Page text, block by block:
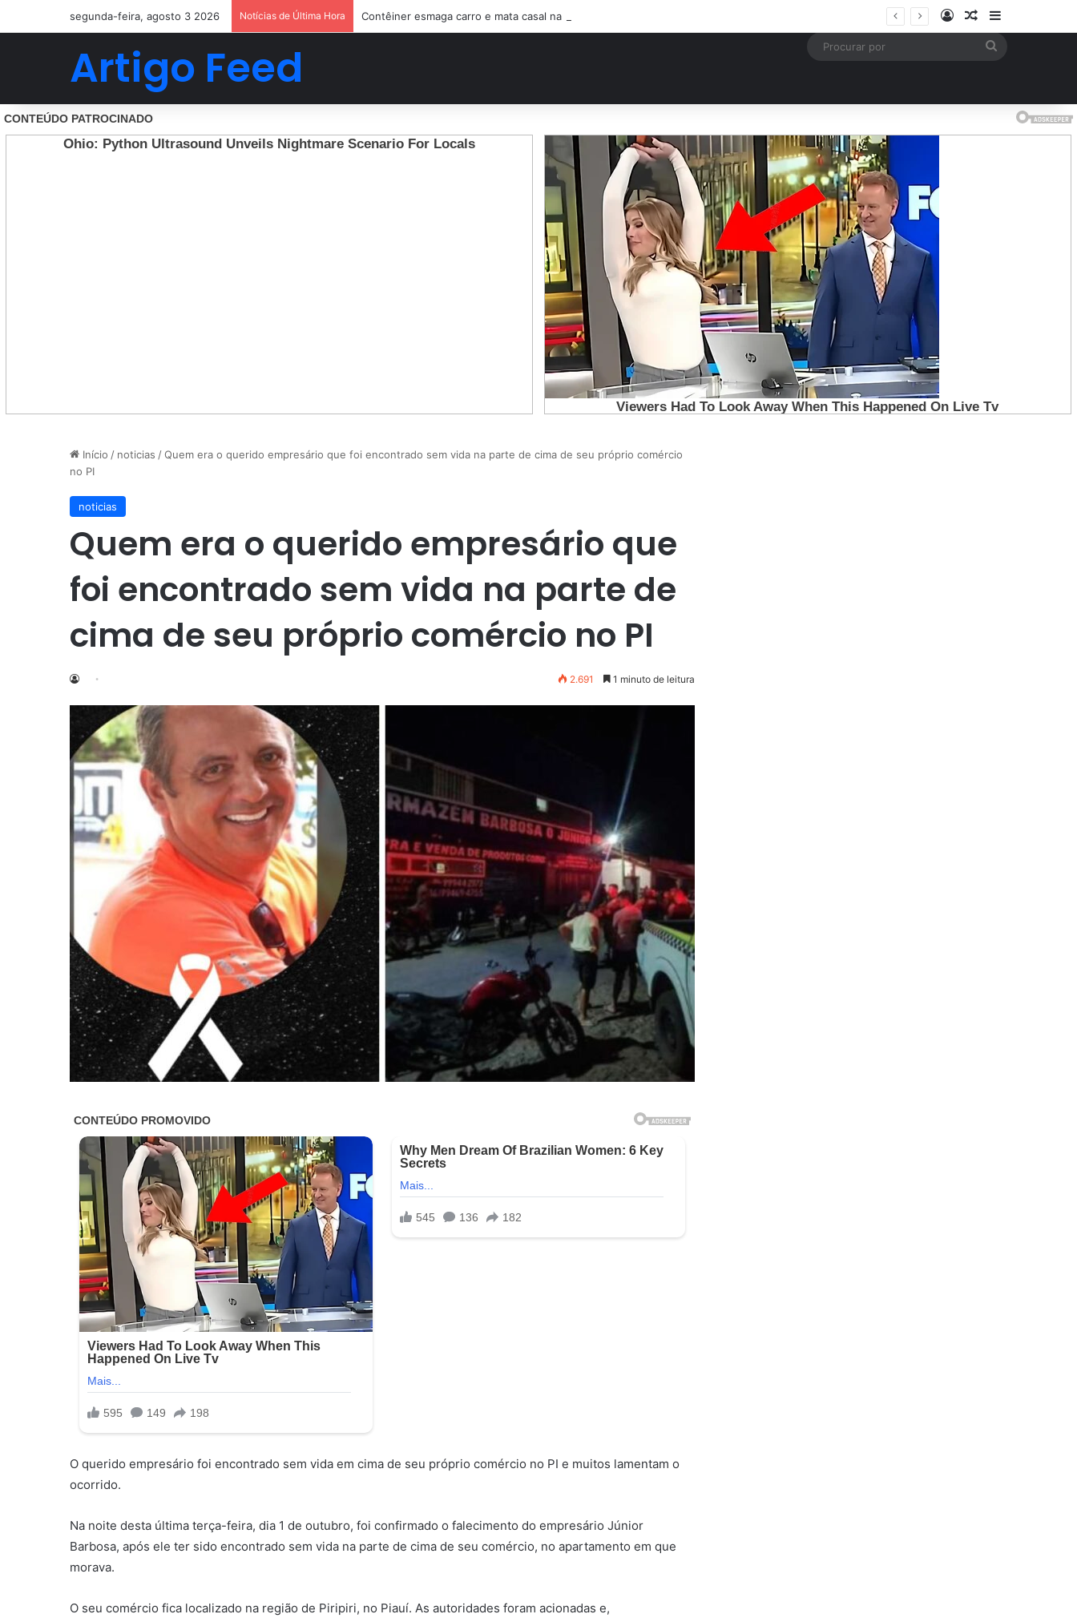
segunda-feira, agosto 3 2026 Notícias de Última Hora Contêiner esmaga carro e mata casal na BR-470; filho sobreviveu…Ver mais EntrarArtigo aleatório
Barra Lateral
Artigo Feed
Início / noticias /Quem era o querido empresário que foi encontrado sem vida na parte de cima de seu próprio comércio
no PI
noticias
Quem era o querido empresário que
foi encontrado sem vida na parte de
cima de seu próprio comércio no PI
2.691 1 minuto de leitura
O querido empresário foi encontrado sem vida em cima de seu próprio comércio no PI e muitos lamentam o
ocorrido.
Na noite desta última terça-feira, dia 1 de outubro, foi confirmado o falecimento do empresário Júnior
Barbosa, após ele ter sido encontrado sem vida na parte de cima de seu comércio, no apartamento em que
morava.
O seu comércio fica localizado na região de Piripiri, no Piauí. As autoridades foram acionadas e,